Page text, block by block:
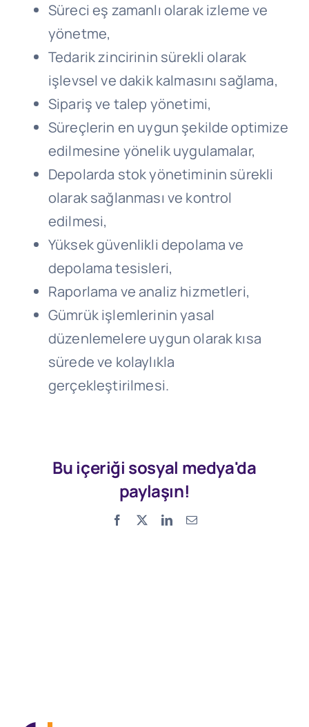
Süreci eş zamanlı olarak izleme ve
yönetme,
Tedarik zincirinin sürekli olarak
işlevsel ve dakik kalmasını sağlama,
Sipariş ve talep yönetimi,
Süreçlerin en uygun şekilde optimize
edilmesine yönelik uygulamalar,
Depolarda stok yönetiminin sürekli
olarak sağlanması ve kontrol
edilmesi,
Yüksek güvenlikli depolama ve
depolama tesisleri,
Raporlama ve analiz hizmetleri,
Gümrük işlemlerinin yasal
düzenlemelere uygun olarak kısa
sürede ve kolaylıkla
gerçekleştirilmesi.
Bu içeriği sosyal medya'da
paylaşın!
Facebook LinkedInEmail